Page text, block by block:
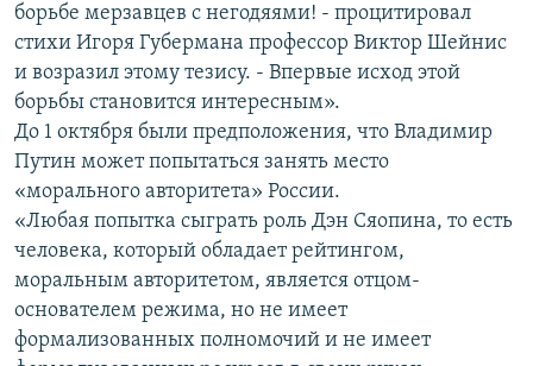
борьбе мерзавцев с негодяями! - процитировал
стихи Игоря Губермана профессор Виктор Шейнис
и возразил этому тезису. - Впервые исход этой
борьбы становится интересным».
До 1 октября были предположения, что Владимир
Путин может попытаться занять место
«морального авторитета» России.
«Любая попытка сыграть роль Дэн Сяопина, то есть
человека, который обладает рейтингом,
моральным авторитетом, является отцом-
основателем режима, но не имеет
формализованных полномочий и не имеет